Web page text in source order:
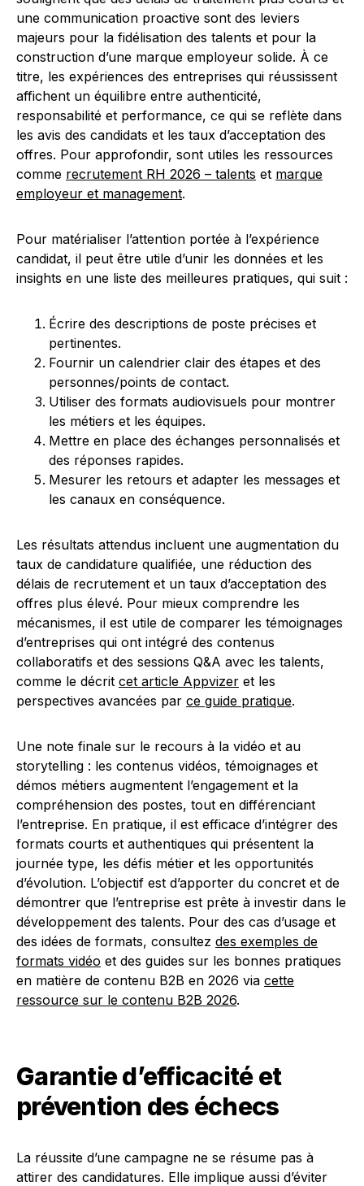
une communication proactive sont des leviers
majeurs pour la fidélisation des talents et pour la
construction d’une marque employeur solide. À ce
titre, les expériences des entreprises qui réussissent
affichent un équilibre entre authenticité,
responsabilité et performance, ce qui se reflète dans
les avis des candidats et les taux d’acceptation des
offres. Pour approfondir, sont utiles les ressources
comme recrutement RH 2026 – talents et marque
employeur et management.
Pour matérialiser l’attention portée à l’expérience
candidat, il peut être utile d’unir les données et les
insights en une liste des meilleures pratiques, qui suit :
Écrire des descriptions de poste précises et
pertinentes.
Fournir un calendrier clair des étapes et des
personnes/points de contact.
Utiliser des formats audiovisuels pour montrer
les métiers et les équipes.
Mettre en place des échanges personnalisés et
des réponses rapides.
Mesurer les retours et adapter les messages et
les canaux en conséquence.
Les résultats attendus incluent une augmentation du
taux de candidature qualifiée, une réduction des
délais de recrutement et un taux d’acceptation des
offres plus élevé. Pour mieux comprendre les
mécanismes, il est utile de comparer les témoignages
d’entreprises qui ont intégré des contenus
collaboratifs et des sessions Q&A avec les talents,
comme le décrit cet article Appvizer et les
perspectives avancées par ce guide pratique.
Une note finale sur le recours à la vidéo et au
storytelling : les contenus vidéos, témoignages et
démos métiers augmentent l’engagement et la
compréhension des postes, tout en différenciant
l’entreprise. En pratique, il est efficace d’intégrer des
formats courts et authentiques qui présentent la
journée type, les défis métier et les opportunités
d’évolution. L’objectif est d’apporter du concret et de
démontrer que l’entreprise est prête à investir dans le
développement des talents. Pour des cas d’usage et
des idées de formats, consultez des exemples de
formats vidéo et des guides sur les bonnes pratiques
en matière de contenu B2B en 2026 via cette
ressource sur le contenu B2B 2026.
Garantie d’efficacité et
prévention des échecs
La réussite d’une campagne ne se résume pas à
attirer des candidatures. Elle implique aussi d’éviter